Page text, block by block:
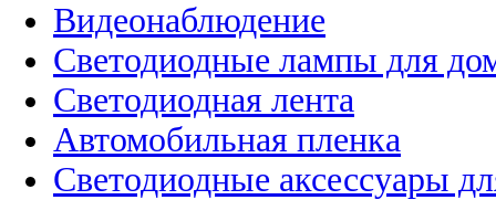
Видеонаблюдение
Светодиодные лампы для
Светодиодная лента
Автомобильная пленка
Светодиодные аксессуары